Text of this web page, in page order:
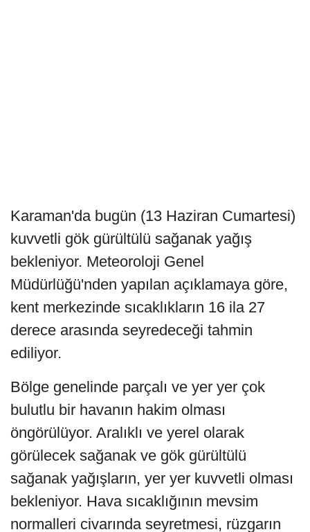
Karaman'da bugün (13 Haziran Cumartesi)
kuvvetli gök gürültülü sağanak yağış
bekleniyor. Meteoroloji Genel
Müdürlüğü'nden yapılan açıklamaya göre,
kent merkezinde sıcaklıkların 16 ila 27
derece arasında seyredeceği tahmin
ediliyor.
Bölge genelinde parçalı ve yer yer çok
bulutlu bir havanın hakim olması
öngörülüyor. Aralıklı ve yerel olarak
görülecek sağanak ve gök gürültülü
sağanak yağışların, yer yer kuvvetli olması
bekleniyor. Hava sıcaklığının mevsim
normalleri civarında seyretmesi, rüzgarın